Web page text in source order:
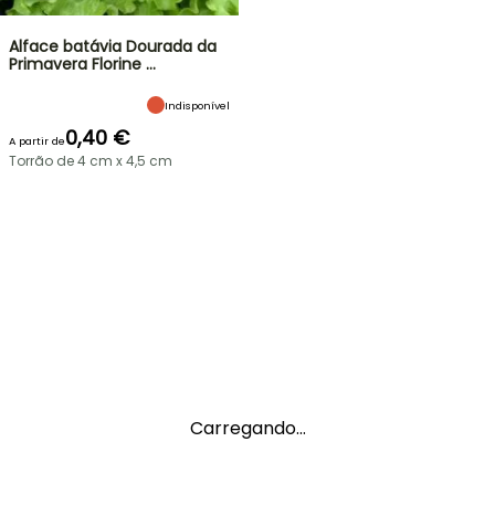
Alface batávia Dourada da
Primavera Florine …
Indisponível
A partir de0,40 €
Torrão de 4 cm x 4,5 cm
Carregando...